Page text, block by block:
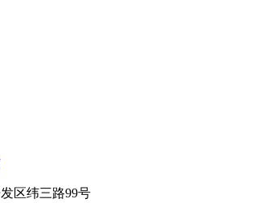
区纬三路99号